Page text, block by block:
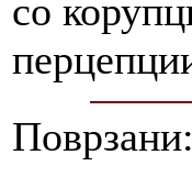
со
Поврзани: